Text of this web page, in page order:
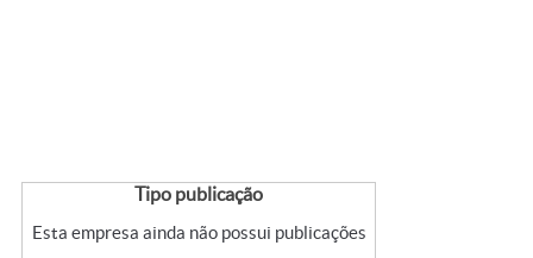
Tipo publicação
Esta empresa ainda não possui publicações